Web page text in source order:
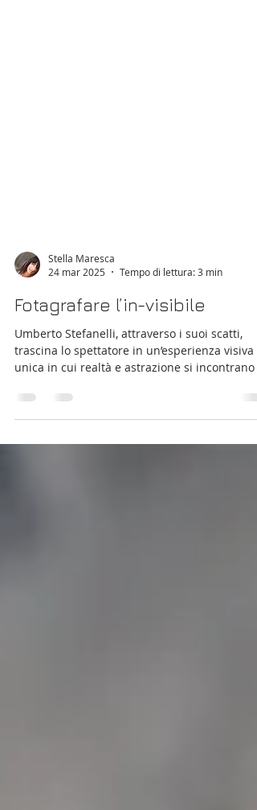
24 mar 2025
Tempo di lettura: 3 min
Fotagrafare l’in-visibile
Umberto Stefanelli, attraverso i suoi scatti,
unica in cui realtà e astrazione si incontrano